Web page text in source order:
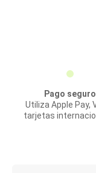
Pago seguro
Utiliza Apple Pay,
tarjetas